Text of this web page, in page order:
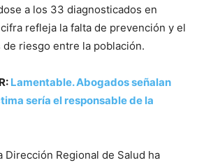
a los 33 diagnosticados en
refleja la falta de prevención y el
riesgo entre la población.
Lamentable. Abogados señalan
sería el responsable de la
Dirección Regional de Salud ha